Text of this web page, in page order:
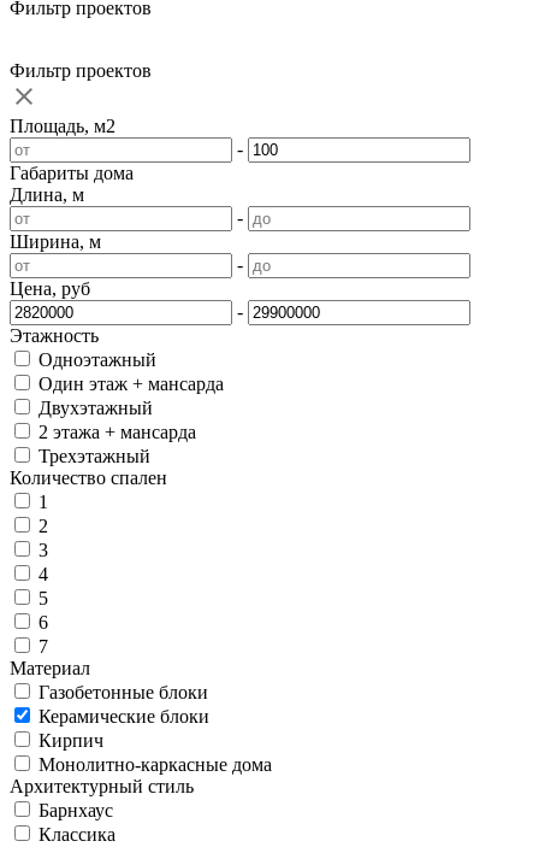
Фильтр проектов
Фильтр проектов
Площадь, м2
-
Габариты дома
Длина, м
-
Ширина, м
-
Цена, руб
-
Этажность
Одноэтажный
Один этаж + мансарда
Двухэтажный
2 этажа + мансарда
Трехэтажный
Количество спален
1
2
3
4
5
6
7
Материал
Газобетонные блоки
Керамические блоки
Кирпич
Монолитно-каркасные дома
Архитектурный стиль
Барнхаус
Классика